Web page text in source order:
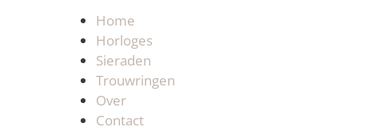
Home
Horloges
Sieraden
Trouwringen
Over
Contact